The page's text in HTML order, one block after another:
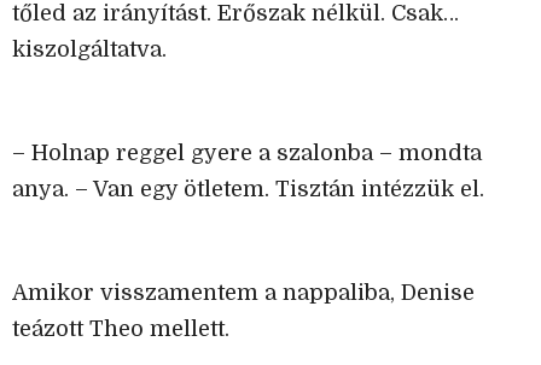
tőled az irányítást. Erőszak nélkül. Csak…
kiszolgáltatva.
– Holnap reggel gyere a szalonba – mondta
anya. – Van egy ötletem. Tisztán intézzük el.
Amikor visszamentem a nappaliba, Denise
teázott Theo mellett.